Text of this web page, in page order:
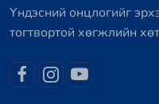
Үндэсний онцлогийг
тогтвортой хөгжлийн